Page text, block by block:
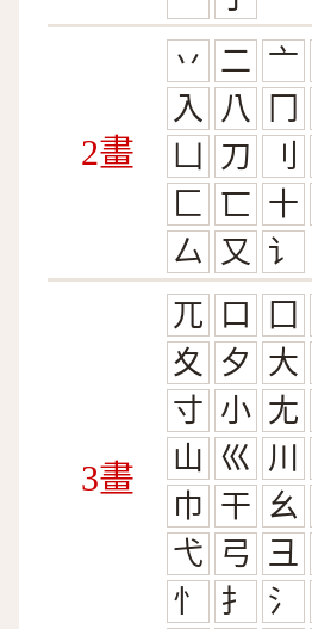
2畫
丷 二 亠
入
八 冂
凵
刀 刂
匚
匸 十
厶
又 讠
3畫
兀 口 囗
夊
夕 大
寸 小 尢
山 巛 川
巾 干 幺
弋
弓 彐
忄
扌 氵